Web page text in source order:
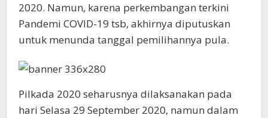
2020. Namun, karena perkembangan terkini
Pandemi COVID-19 tsb, akhirnya diputuskan
untuk menunda tanggal pemilihannya pula.
Pilkada 2020 seharusnya dilaksanakan pada
hari Selasa 29 September 2020, namun dalam